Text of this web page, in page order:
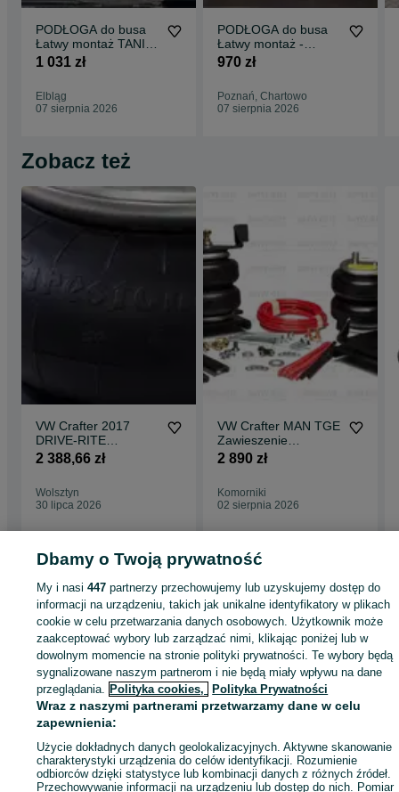
PODŁOGA do busa
Łatwy montaż TANIA
WYSYŁKA -
1 031 zł
Elbląg
07 sierpnia 2026
PODŁOGA do busa
Łatwy montaż -
SPRINTER wszystkie
970 zł
Poznań, Chartowo
07 sierpnia 2026
Zobacz też
VW Crafter 2017
DRIVE-RITE
Zawieszenie
Pneumatyczne
2 388,66 zł
Wolsztyn
30 lipca 2026
VW Crafter MAN TGE
Zawieszenie
Pneumatyczne z
2 890 zł
Komorniki
02 sierpnia 2026
Strona główna Motoryzacja Części samochodowe
Dostawcze i Ciężarowe
Dostawcze i Ciężarowe - Wielkopolskie
Dostawcze i Ciężarowe - Wolsztyn
KATEGORIA
ID:362785876 Wyświetlenia:
Zadzwoń / SMS Wyślij wiadomość
Dbamy o Twoją prywatność
My i nasi447 partnerzy przechowujemy lub uzyskujemy dostęp do
informacji na urządzeniu, takich jak unikalne identyfikatory w plikach
cookie w celu przetwarzania danych osobowych. Użytkownik może
zaakceptować wybory lub zarządzać nimi, klikając poniżej lub w
dowolnym momencie na stronie polityki prywatności. Te wybory będą
sygnalizowane naszym partnerom i nie będą miały wpływu na dane
przeglądania. Polityka cookies, Polityka Prywatności
Wraz z naszymi partnerami przetwarzamy dane w celu
zapewnienia:
Użycie dokładnych danych geolokalizacyjnych. Aktywne skanowanie
charakterystyki urządzenia do celów identyfikacji. Rozumienie
odbiorców dzięki statystyce lub kombinacji danych z różnych źródeł.
Przechowywanie informacji na urządzeniu lub dostęp do nich. Pomiar